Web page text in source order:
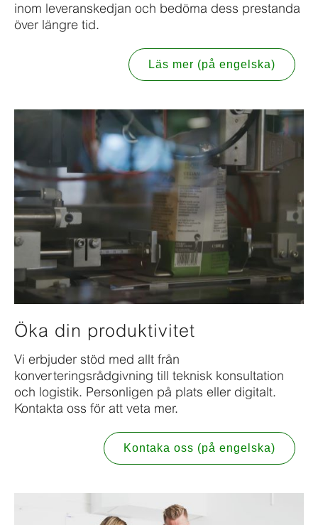
inom leveranskedjan och bedöma dess prestanda
över längre tid.
Läs mer (på engelska)
Öka din produktivitet
Vi erbjuder stöd med allt från
konverteringsrådgivning till teknisk konsultation
och logistik. Personligen på plats eller digitalt.
Kontakta oss för att veta mer.
Kontaka oss (på engelska)